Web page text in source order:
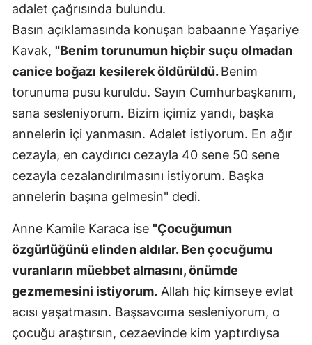
Konya
Kütahya
Malatya
Manisa
Mardin
Niğde
Ordu
adalet çağrısında bulundu.
Basın açıklamasında konuşan babaanne Yaşariye
Kavak, "Benim torunumun hiçbir suçu olmadan
canice boğazı kesilerek öldürüldü.Benim
torunuma pusu kuruldu. Sayın Cumhurbaşkanım,
sana sesleniyorum. Bizim içimiz yandı, başka
annelerin içi yanmasın. Adalet istiyorum. En ağır
cezayla, en caydırıcı cezayla 40 sene 50 sene
cezayla cezalandırılmasını istiyorum. Başka
annelerin başına gelmesin" dedi.
Anne Kamile Karaca ise "Çocuğumun
özgürlüğünü elinden aldılar. Ben çocuğumu
vuranların müebbet almasını, önümde
gezmemesini istiyorum. Allah hiç kimseye evlat
acısı yaşatmasın. Başsavcıma sesleniyorum, o
çocuğu araştırsın, cezaevinde kim yaptırdıysa